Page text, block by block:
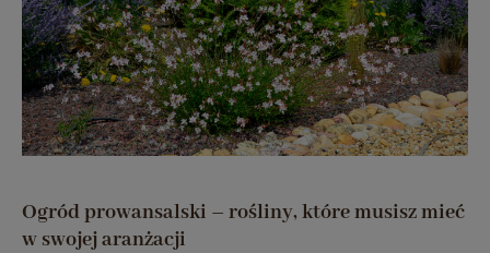
Ogród prowansalski – rośliny, które musisz mieć
w swojej aranżacji